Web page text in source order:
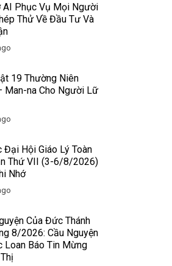
AI Phục Vụ Mọi Người
Thử Về Đầu Tư Và
19 Thường Niên
Man-na Cho Người Lữ
Đại Hội Giáo Lý Toàn
Thứ VII (3-6/8/2026)
Nhớ
Của Đức Thánh
8/2026: Cầu Nguyện
Loan Báo Tin Mừng